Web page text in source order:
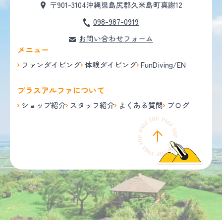
〒901-3104沖縄県島尻郡久米島町真謝12
098-987-0919
お問い合わせフォーム
メニュー
ファンダイビング 体験ダイビング FunDiving/EN
プラスアルファについて
ショップ紹介 スタッフ紹介 よくある質問 ブログ